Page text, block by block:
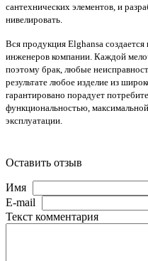
сантехнических элементов, и
нивелировать.
Вся продукция Elghansa
инженеров компании. Каждой
поэтому брак, любые
результате любое изделие из
гарантировано порадует
функциональностью,
эксплуатации.
Оставить отзыв
Имя
E-mail
Текст комментария